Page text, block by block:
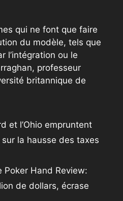
qui ne font que faire
du modèle, tels que
l’intégration ou le
professeur
britannique de
et l’Ohio empruntent
la hausse des taxes
Poker Hand Review:
de dollars, écrase